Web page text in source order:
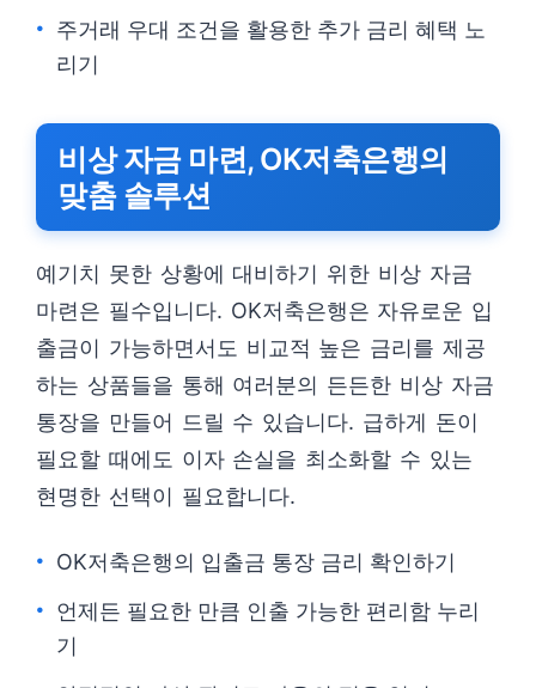
주거래 우대 조건을 활용한 추가 금리 혜택 노
리기
비상 자금 마련, OK저축은행의
맞춤 솔루션
예기치 못한 상황에 대비하기 위한 비상 자금
마련은 필수입니다. OK저축은행은 자유로운 입
출금이 가능하면서도 비교적 높은 금리를 제공
하는 상품들을 통해 여러분의 든든한 비상 자금
통장을 만들어 드릴 수 있습니다. 급하게 돈이
필요할 때에도 이자 손실을 최소화할 수 있는
현명한 선택이 필요합니다.
OK저축은행의 입출금 통장 금리 확인하기
언제든 필요한 만큼 인출 가능한 편리함 누리
기